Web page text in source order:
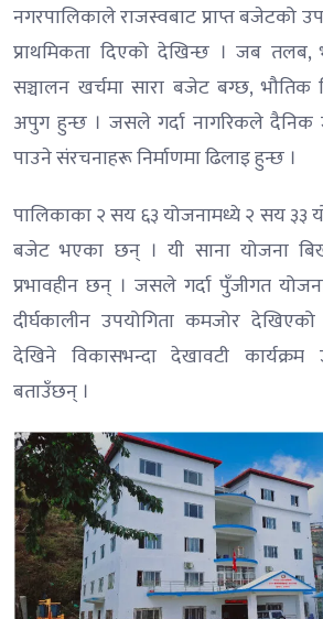
नगरपालिकाले राजस्वबाट प्राप्त बजेटको
प्राथमिकता दिएको देखिन्छ । जब तलब,
सञ्चालन खर्चमा सारा बजेट बग्छ, भौतिक
अपुग हुन्छ । जसले गर्दा नागरिकले दैनिक
पाउने संरचनाहरू निर्माणमा ढिलाइ हुन्छ ।
पालिकाका २ सय ६३ योजनामध्ये २ सय ३३
बजेट भएका छन् । यी साना योजना
प्रभावहीन छन् । जसले गर्दा पुँजीगत
दीर्घकालीन उपयोगिता कमजोर
देखिने विकासभन्दा देखावटी कार्यक्रम
बताउँछन् ।